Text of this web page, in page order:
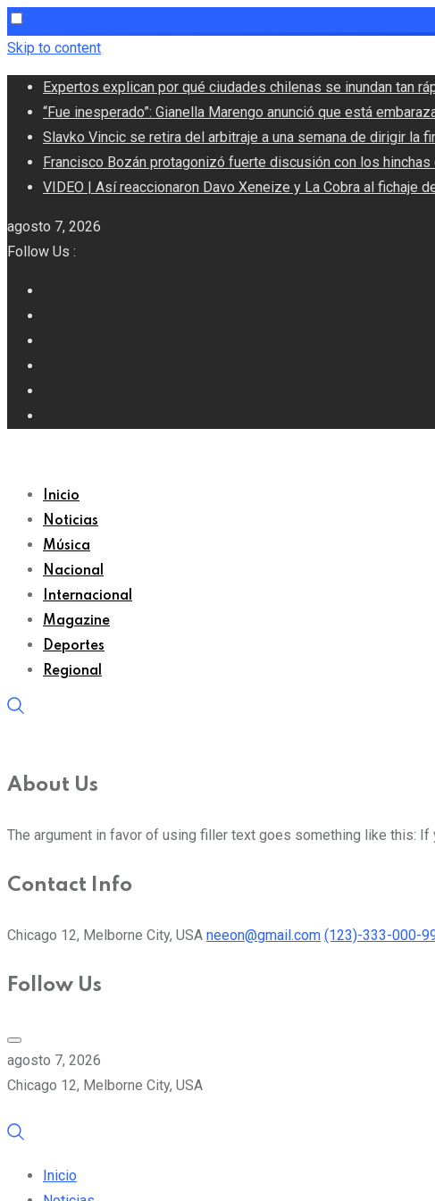
Skip to content
Expertos explican por qué ciudades chilenas se inundan tan
“Fue inesperado”: Gianella Marengo anunció que está
Slavko Vincic se retira del arbitraje a una semana de dirigir la
Francisco Bozán protagonizó fuerte discusión con los hinchas
VIDEO | Así reaccionaron Davo Xeneize y La Cobra al fichaje
agosto 7, 2026
Follow Us :
Inicio
Noticias
Música
Nacional
Internacional
Magazine
Deportes
Regional
About Us
The argument in favor of using filler text goes something like this:
Contact Info
Chicago 12, Melborne City, USA neeon@gmail.com (123)-333-000-
Follow Us
agosto 7, 2026
Chicago 12, Melborne City, USA
Inicio